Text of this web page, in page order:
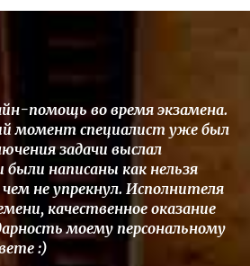
помощь во время экзамена.
момент специалист уже был
задачи выслал
были написаны как нельзя
чем не упрекнул. Исполнителя
качественное оказание
моему персональному
:)